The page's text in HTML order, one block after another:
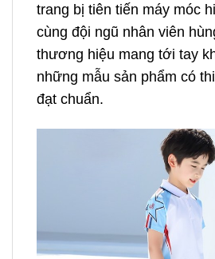
trang bị tiên tiến máy móc
cùng đội ngũ nhân viên
thương hiệu mang tới tay
những mẫu sản phẩm có
đạt chuẩn.